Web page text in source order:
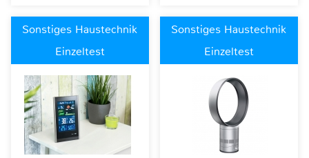
Sonstiges Haustechnik
Einzeltest
Sonstiges Haustechnik
Einzeltest